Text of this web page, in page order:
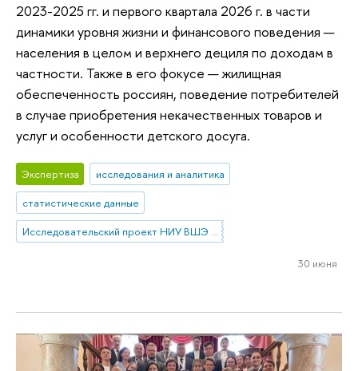
2023-2025 гг. и первого квартала 2026 г. в части
динамики уровня жизни и финансового поведения —
населения в целом и верхнего дециля по доходам в
частности. Также в его фокусе — жилищная
обеспеченность россиян, поведение потребителей
в случае приобретения некачественных товаров и
услуг и особенности детского досуга.
Экспертиза
исследования и аналитика
статистические данные
Исследовательский проект НИУ ВШЭ «Экономическое поведение домашних хозяйств»
30 июня